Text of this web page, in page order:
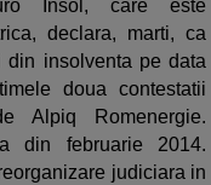
Insol, care este
declara, marti, ca
din insolventa pe data
doua contestatii
Alpiq Romenergie.
din februarie 2014.
judiciara in